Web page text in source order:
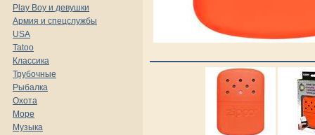
Play Boy и девушки
Армия и спецслужбы
USA
Tatoo
Классика
Трубочные
Рыбалка
Охота
Море
Музыка